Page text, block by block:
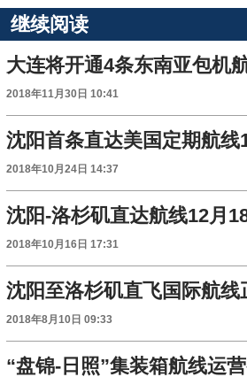
继续阅读
大连将开通4条东南亚包机
2018年11月30日 10:41
沈阳首条直达美国定期航线
2018年10月24日 14:37
沈阳-洛杉矶直达航线12月
2018年10月16日 17:31
沈阳至洛杉矶直飞国际航线
2018年8月10日 09:33